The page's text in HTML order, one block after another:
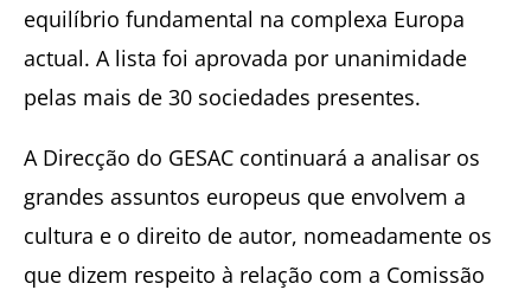
equilíbrio fundamental na complexa Europa
actual. A lista foi aprovada por unanimidade
pelas mais de 30 sociedades presentes.
A Direcção do GESAC continuará a analisar os
grandes assuntos europeus que envolvem a
cultura e o direito de autor, nomeadamente os
que dizem respeito à relação com a Comissão